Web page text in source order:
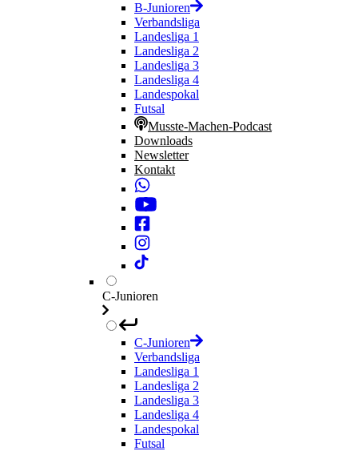
B-Junioren
Verbandsliga
Landesliga 1
Landesliga 2
Landesliga 3
Landesliga 4
Landespokal
Futsal
Musste-Machen-Podcast
Downloads
Newsletter
Kontakt
C-Junioren
C-Junioren
Verbandsliga
Landesliga 1
Landesliga 2
Landesliga 3
Landesliga 4
Landespokal
Futsal